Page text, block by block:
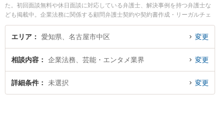
た。初回面談無料や休日面談に対応している弁護士、解決事例を持つ弁護士な
ども掲載中。企業法務に関係する顧問弁護士契約や契約書作成・リーガルチェ
ック、雇用契約書・就業規則作成等の細かな分野での絞り込み検索もでき便利
です。特に遠藤・伊佐治法律事務所の伊佐治 佑介弁護士や弁護士法人名城法律
『名古屋市中区で土日や夜間に発生した芸能・エンタメ業界のトラブルを今す
ぐに弁護士に相談したい』『芸能・エンタメ業界のトラブル解決の実績豊富な
近くの弁護士を検索したい』『初回相談無料で芸能・エンタメ業界を法律相談
エリア 愛知県、名古屋市中区 変更
相談内容 企業法務、芸能・エンタメ業界 変更
詳細条件 未選択 変更